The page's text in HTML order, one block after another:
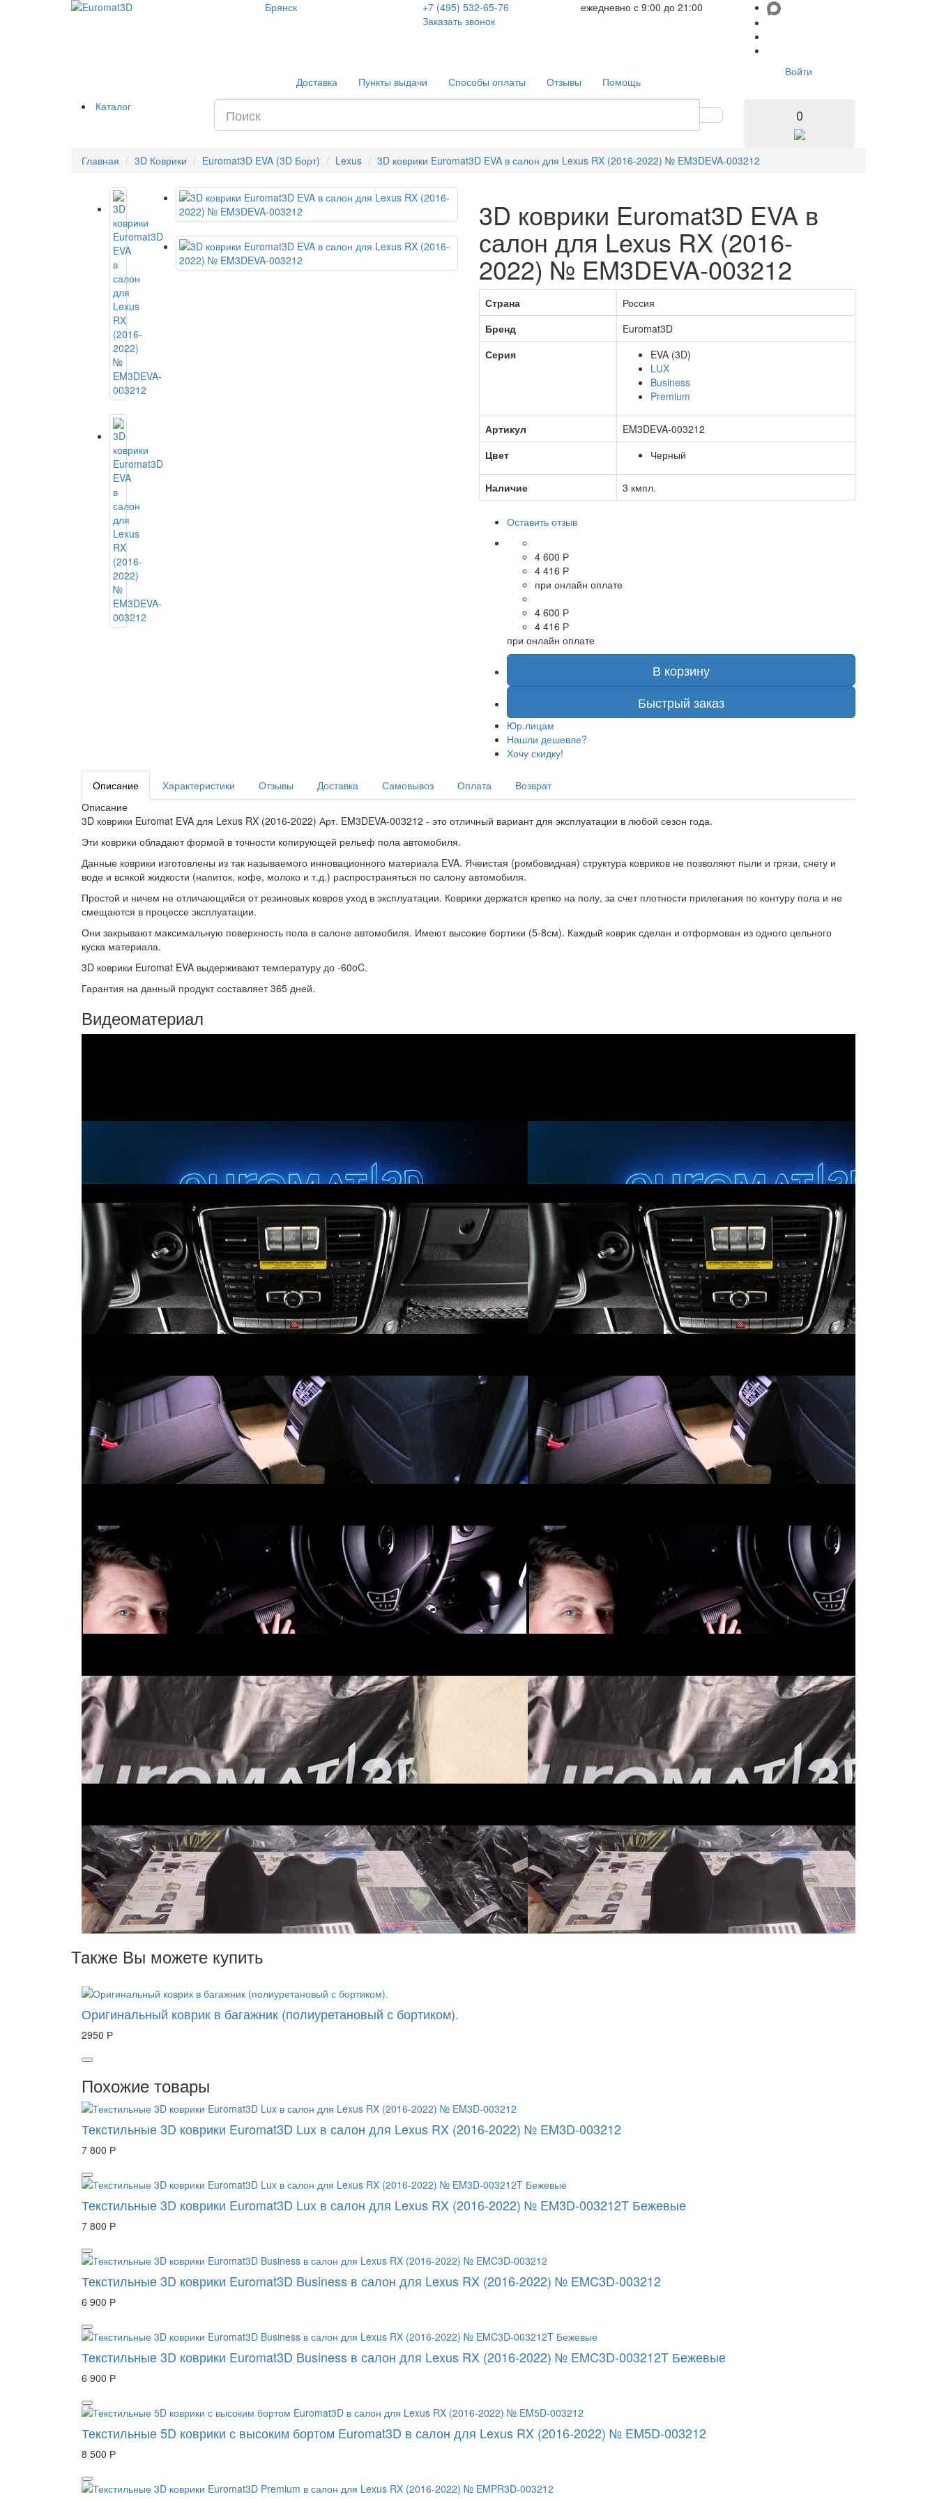
Брянск
+7 (495) 532-65-76
Заказать звонок
ежедневно с 9:00 до 21:00
Доставка Пункты выдачи Способы оплаты Отзывы Помощь
Войти
Каталог 0
Главная 3D Коврики Euromat3D EVA (3D Борт) Lexus 3D коврики Euromat3D EVA в салон для Lexus RX (2016-2022) № EM3DEVA-003212
3D коврики Euromat3D EVA в
салон для Lexus RX (2016-
2022) № EM3DEVA-003212
Страна
Россия
Бренд
Euromat3D
Серия
EVA (3D)
LUX
Business
Premium
Артикул
EM3DEVA-003212
Цвет
Черный
Наличие 3 кмпл.
Оставить отзыв
4 600 Р
4 416 Р
при онлайн оплате
4 600 Р
4 416 Р
при онлайн оплате
В корзину
Быстрый заказ
Юр.лицам
Нашли дешевле?
Хочу скидку!
Описание Характеристики Отзывы Доставка Самовывоз Оплата
Возврат
Описание
3D коврики Euromat EVA для Lexus RX (2016-2022) Арт. EM3DEVA-003212 - это отличный вариант для эксплуатации в любой сезон года.
Эти коврики обладают формой в точности копирующей рельеф пола автомобиля.
Данные коврики изготовлены из так называемого инновационного материала EVA. Ячеистая (ромбовидная) структура ковриков не позволяют пыли и грязи, снегу и
воде и всякой жидкости (напиток, кофе, молоко и т.д.) распространяться по салону автомобиля.
Простой и ничем не отличающийся от резиновых ковров уход в эксплуатации. Коврики держатся крепко на полу, за счет плотности прилегания по контуру пола и не
смещаются в процессе эксплуатации.
Они закрывают максимальную поверхность пола в салоне автомобиля. Имеют высокие бортики (5-8см). Каждый коврик сделан и отформован из одного цельного
куска материала.
3D коврики Euromat EVA выдерживают температуру до -60oC.
Гарантия на данный продукт составляет 365 дней.
Видеоматериал
Также Вы можете купить
Оригинальный коврик в багажник (полиуретановый с бортиком).
2950 Р
Похожие товары
Текстильные 3D коврики Euromat3D Lux в салон для Lexus RX (2016-2022) № EM3D-003212
7 800 Р
Текстильные 3D коврики Euromat3D Lux в салон для Lexus RX (2016-2022) № EM3D-003212T Бежевые
7 800 Р
Текстильные 3D коврики Euromat3D Business в салон для Lexus RX (2016-2022) № EMC3D-003212
6 900 Р
Текстильные 3D коврики Euromat3D Business в салон для Lexus RX (2016-2022) № EMC3D-003212T Бежевые
6 900 Р
Текстильные 5D коврики с высоким бортом Euromat3D в салон для Lexus RX (2016-2022) № EM5D-003212
8 500 Р